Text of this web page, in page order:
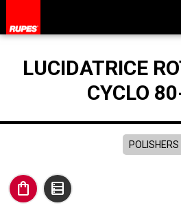
LUCIDATRICE
CYCLO
POLISHERS
shopping_bag data_table